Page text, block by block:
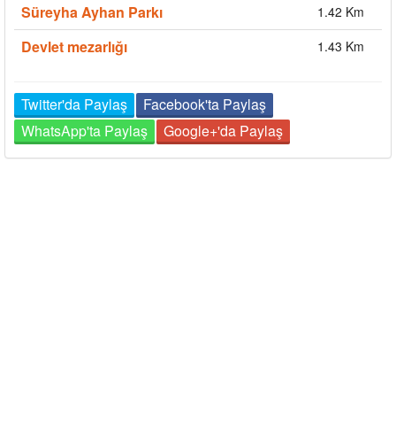
Süreyha Ayhan Parkı 1.42 Km
Devlet mezarlığı 1.43 Km
Twitter'da Paylaş
Facebook'ta Paylaş
WhatsApp'ta Paylaş
Google+'da Paylaş